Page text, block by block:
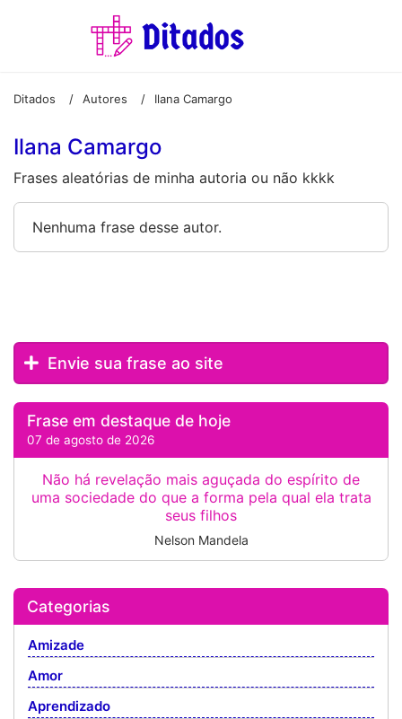
Ditados / Autores / Ilana Camargo
Ilana Camargo
Frases aleatórias de minha autoria ou não kkkk
Nenhuma frase desse autor.
Envie sua frase ao site
Frase em destaque de hoje
07 de agosto de 2026
Não há revelação mais aguçada do espírito de
uma sociedade do que a forma pela qual ela trata
seus filhos
Nelson Mandela
Categorias
Amizade
Amor
Aprendizado